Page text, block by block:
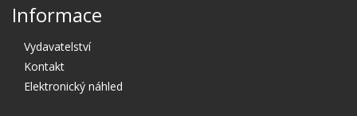
Informace
Vydavatelství
Kontakt
Elektronický náhled